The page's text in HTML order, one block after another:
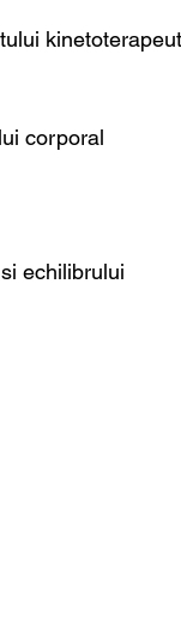
corporal
echilibrului